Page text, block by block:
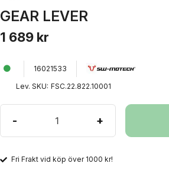
GEAR LEVER
1 689 kr
16021533
Lev. SKU: FSC.22.822.10001
- +
Fri Frakt vid köp över 1000 kr!